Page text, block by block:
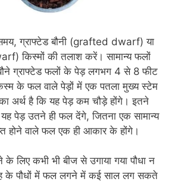
ग्राफ्टेड बौनी (grafted dwarf) या
किस्मों की तलाश करें। सामान्य फलों
ग्राफ्टेड फलों के पेड़ लगभग 4 से 8 फीट
के फल वाले पेड़ों में एक पतला मुख्य स्टेम
अर्थ है कि यह पेड़ कम चौड़े होंगे। इतने
पेड़ उतने ही फल देंगे, जितना एक सामान्य
होने वाले फल एक ही आकार के होंगे।
लिए कभी भी बीज से उगाया गया पौधा न
के पौधों में फल लगने में कई साल लग सकते